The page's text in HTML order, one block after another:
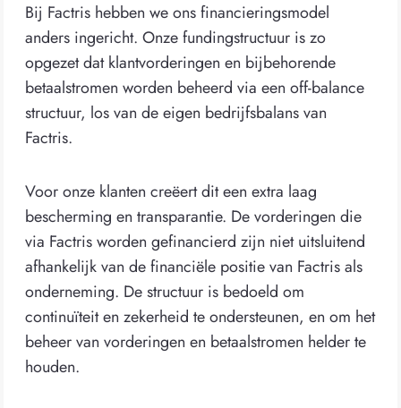
Bij Factris hebben we ons financieringsmodel
anders ingericht. Onze fundingstructuur is zo
opgezet dat klantvorderingen en bijbehorende
betaalstromen worden beheerd via een off-balance
structuur, los van de eigen bedrijfsbalans van
Factris.
Voor onze klanten creëert dit een extra laag
bescherming en transparantie. De vorderingen die
via Factris worden gefinancierd zijn niet uitsluitend
afhankelijk van de financiële positie van Factris als
onderneming. De structuur is bedoeld om
continuïteit en zekerheid te ondersteunen, en om het
beheer van vorderingen en betaalstromen helder te
houden.